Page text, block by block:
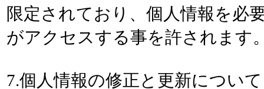
限定されており、個人情報を必
がアクセスする事を許されます
7.個人情報の修正と更新について